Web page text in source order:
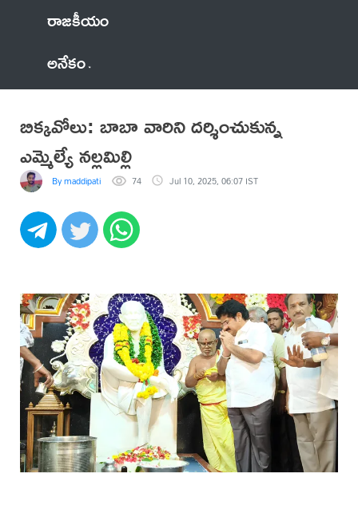
రాజకీయం
అనేకం
బిక్కవోలు: బాబా వారిని దర్శించుకున్న
ఎమ్మెల్యే నల్లమిల్లి
By maddipati 74 Jul 10, 2025, 06:07 IST